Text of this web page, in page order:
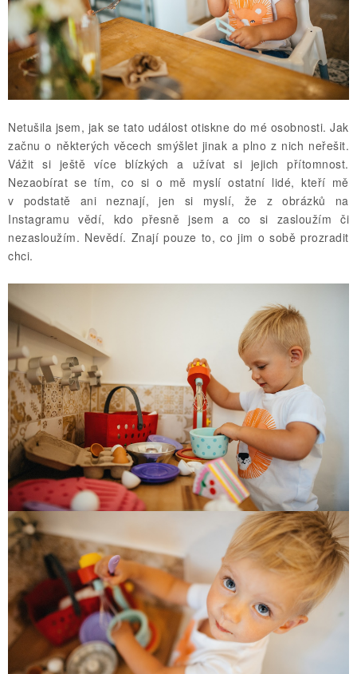
Netušila jsem, jak se tato událost otiskne do mé osobnosti. Jak
začnu o některých věcech smýšlet jinak a plno z nich neřešit.
Vážit si ještě více blízkých a užívat si jejich přítomnost.
Nezaobírat se tím, co si o mě myslí ostatní lidé, kteří mě
v podstatě ani neznají, jen si myslí, že z obrázků na
Instagramu vědí, kdo přesně jsem a co si zasloužím či
nezasloužím. Nevědí. Znají pouze to, co jim o sobě prozradit
chci.